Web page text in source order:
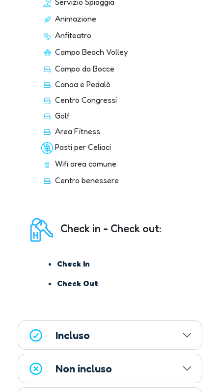
Servizio Spiaggia
Animazione
Anfiteatro
Campo Beach Volley
Campo da Bocce
Canoa e Pedalò
Centro Congressi
Golf
Area Fitness
Pasti per Celiaci
Wifi area comune
Centro benessere
Check in - Check out:
Check In
Check Out
Incluso
Non incluso